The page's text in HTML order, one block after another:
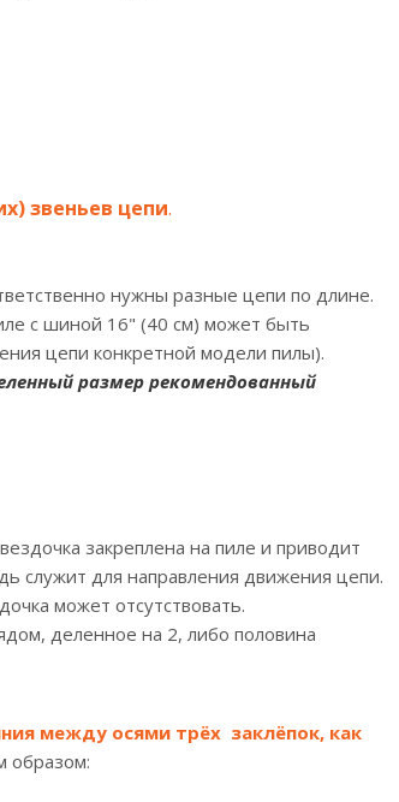
звеньев цепи.
нужны разные цепи по длине.
с шиной 16" (40 см) может быть
цепи конкретной модели пилы).
размер рекомендованный
закреплена на пиле и приводит
служит для направления движения цепи.
может отсутствовать.
деленное на 2, либо половина
между осями трёх заклёпок, как
образом: